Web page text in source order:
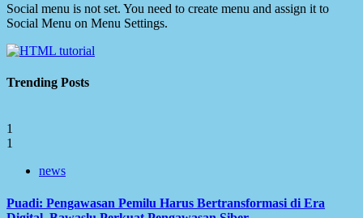
Social menu is not set. You need to create menu and assign it to
Social Menu on Menu Settings.
Trending Posts
1
1
news
Puadi: Pengawasan Pemilu Harus Bertransformasi di Era